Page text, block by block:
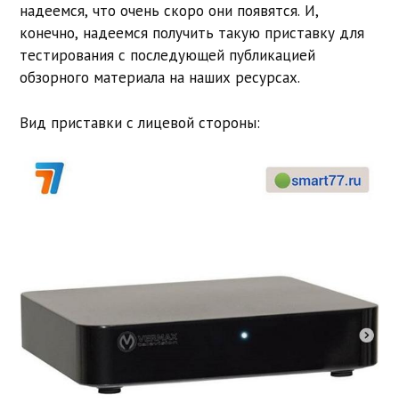
надеемся, что очень скоро они появятся. И,
конечно, надеемся получить такую приставку для
тестирования с последующей публикацией
обзорного материала на наших ресурсах.
Вид приставки с лицевой стороны: